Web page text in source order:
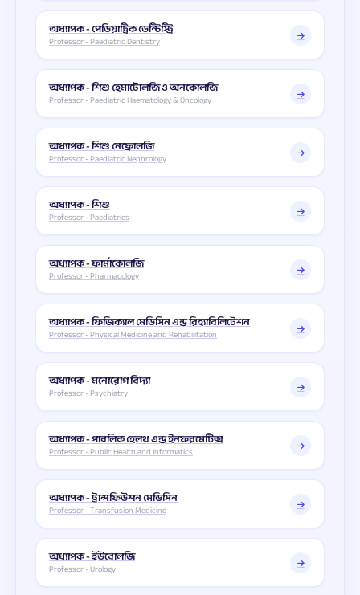
অধ্যাপক - পেডিয়াট্রিক ডেন্টিস্ট্রি
Professor - Paediatric Dentistry
অধ্যাপক - শিশু হেমাটোলজি ও অনকোলজি
Professor - Paediatric Haematology & Oncology
অধ্যাপক - শিশু নেফ্রোলজি
Professor - Paediatric Nephrology
অধ্যাপক - শিশু
Professor - Paediatrics
অধ্যাপক - ফার্মাকোলজি
Professor - Pharmacology
অধ্যাপক - ফিজিক্যাল মেডিসিন এন্ড রিহ্যাবিলিটেশন
Professor - Physical Medicine and Rehabilitation
অধ্যাপক - মনোরোগ বিদ্যা
Professor - Psychiatry
অধ্যাপক - পাবলিক হেলথ এন্ড ইনফরমেটিক্স
Professor - Public Health and Informatics
অধ্যাপক - ট্রান্সফিউশন মেডিসিন
Professor - Transfusion Medicine
অধ্যাপক - ইউরোলজি
Professor - Urology